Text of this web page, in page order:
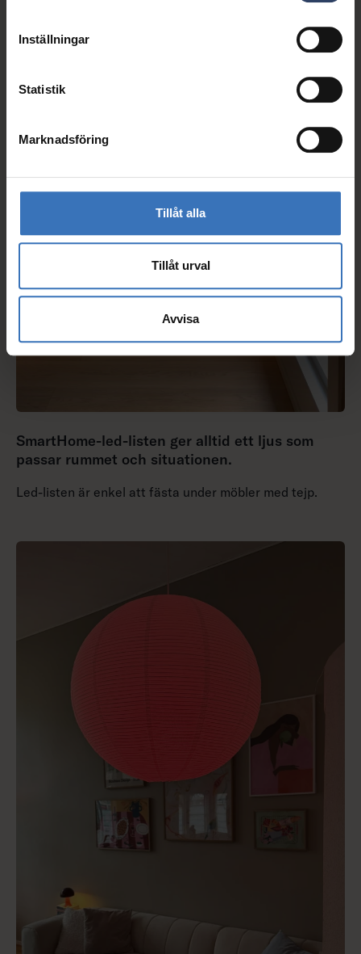
Inställningar
Statistik
Marknadsföring
Tillåt alla
Tillåt urval
Avvisa
SmartHome-led-listen ger alltid ett ljus som
passar rummet och situationen.
Led-listen är enkel att fästa under möbler med tejp.